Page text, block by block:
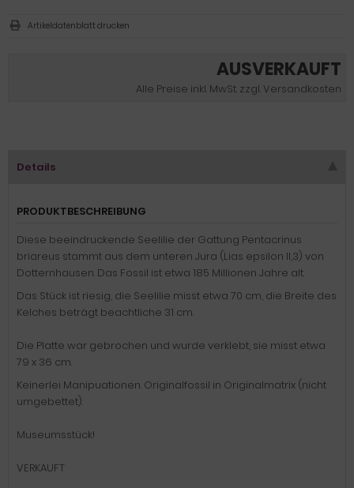
AUSVERKAUFT
Alle Preise inkl. MwSt. zzgl. Versandkosten
Artikeldatenblatt drucken
Details
PRODUKTBESCHREIBUNG
Diese beeindruckende Seelilie der Gattung Pentacrinus
briareus stammt aus dem unteren Jura (Lias epsilon II,3) von
Dotternhausen. Das Fossil ist etwa 185 Millionen Jahre alt.
Das Stück ist riesig, die Seelilie misst etwa 70 cm, die Breite des
Kelches beträgt beachtliche 31 cm.
Die Platte war gebrochen und wurde verklebt, sie misst etwa
79 x 36 cm.
Keinerlei Manipuationen. Originalfossil in Originalmatrix (nicht
umgebettet).
Museumsstück!
VERKAUFT